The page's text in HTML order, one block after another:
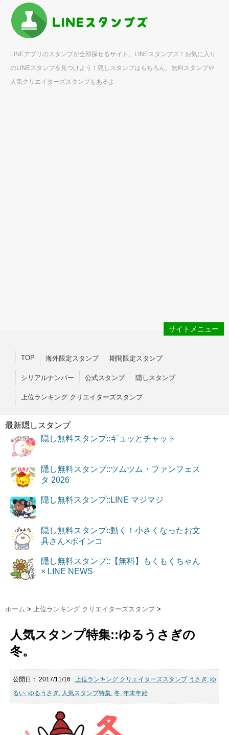
LINEアプリのスタンプが全部探せるサイト、LINEスタンプズ！お気に入り
のLINEスタンプを見つけよう！隠しスタンプはもちろん、無料スタンプや
人気クリエイターズスタンプもあるよ
サイトメニュー
TOP 海外限定スタンプ 期間限定スタンプ
シリアルナンバー 公式スタンプ 隠しスタンプ
上位ランキング クリエイターズスタンプ
最新隠しスタンプ
隠し無料スタンプ::ギュッとチャット
隠し無料スタンプ::ツムツム・ファンフェス
タ 2026
隠し無料スタンプ::LINE マジマジ
隠し無料スタンプ::動く！小さくなったお文
具さん×ポインコ
隠し無料スタンプ::【無料】もくもくちゃん
× LINE NEWS
ホーム > 上位ランキング クリエイターズスタンプ >
人気スタンプ特集::ゆるうさぎの
冬。
公開日： 2017/11/16 : 上位ランキング クリエイターズスタンプ うさぎ, ゆ
るい, ゆるうさぎ, 人気スタンプ特集, 冬, 年末年始